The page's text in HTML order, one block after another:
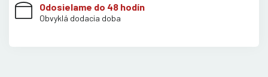
Odosielame do 48 hodín
Obvyklá dodacia doba